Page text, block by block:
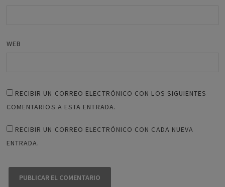
WEB
RECIBIR UN CORREO ELECTRÓNICO CON LOS SIGUIENTES
COMENTARIOS A ESTA ENTRADA.
RECIBIR UN CORREO ELECTRÓNICO CON CADA NUEVA
ENTRADA.